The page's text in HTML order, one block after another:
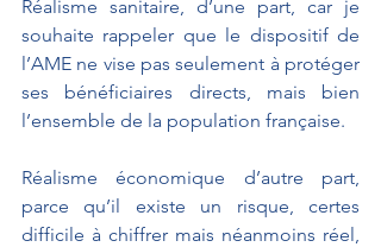
Réalisme sanitaire, d’une part, car je
souhaite rappeler que le dispositif de
l’AME ne vise pas seulement à protéger
ses bénéficiaires directs, mais bien
l’ensemble de la population française.
Réalisme économique d’autre part,
parce qu’il existe un risque, certes
difficile à chiffrer mais néanmoins réel,